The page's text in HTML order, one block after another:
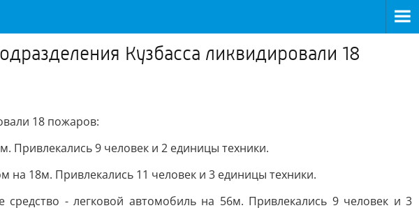
Кузбасса ликвидировали 18
18 пожаров:
Привлекались 9 человек и 2 единицы техники.
18м. Привлекались 11 человек и 3 единицы техники.
- легковой автомобиль на 56м. Привлекались 9 человек и 3